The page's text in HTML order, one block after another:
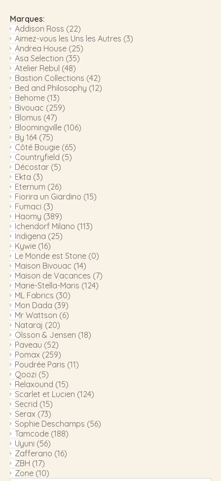
Marques:
Addison Ross (22)
Aimez-vous les Uns les Autres (3)
Andrea House (25)
Asa Selection (35)
Atelier Rebul (48)
Bastion Collections (42)
Bed and Philosophy (12)
Behome (13)
Bivouac (259)
Blomus (47)
Bloomingville (106)
By 164 (75)
Côté Bougie (65)
Countryfield (5)
Décostar (5)
Ekta (3)
Eternum (26)
Fiorira un Giardino (15)
Fumaci (3)
Haomy (389)
Ichendorf Milano (113)
Indigena (25)
Kywie (16)
Le Monde est Stone (0)
Maison Bivouac (14)
Maison de Vacances (7)
Marie-Stella-Maris (124)
ML Fabrics (30)
Mon Dada (39)
Mr Wattson (6)
Nataraj (20)
Olsson & Jensen (18)
Paveau (52)
Pomax (259)
Poudrée Paris (11)
Qoozi (5)
Relaxound (15)
Scarlet et Lucien (124)
Secrid (15)
Serax (73)
Sophie Deschamps (56)
Tamcode (188)
Uyuni (56)
Zafferano (16)
ZBH (17)
Zone (10)